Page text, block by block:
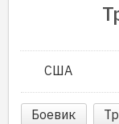
США
Боевик